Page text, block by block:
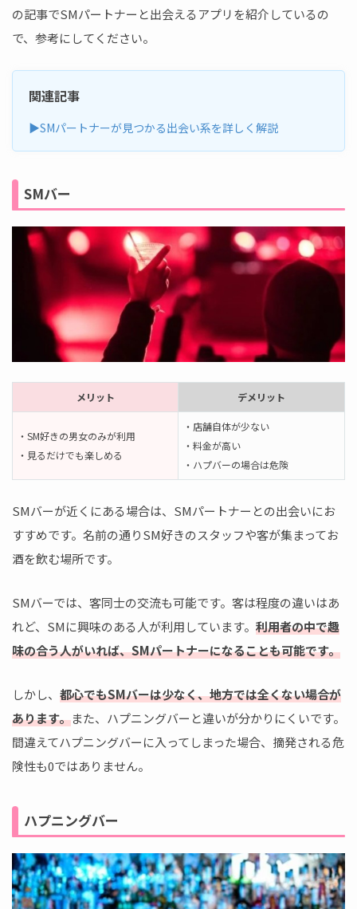
の記事でSMパートナーと出会えるアプリを紹介しているの
で、参考にしてください。
関連記事
▶SMパートナーが見つかる出会い系を詳しく解説
SMバー
メリット デメリット
・SM好きの男女のみが利用
・見るだけでも楽しめる
・店舗自体が少ない
・料金が高い
・ハプバーの場合は危険
SMバーが近くにある場合は、SMパートナーとの出会いにお
すすめです。名前の通りSM好きのスタッフや客が集まってお
酒を飲む場所です。
SMバーでは、客同士の交流も可能です。客は程度の違いはあ
れど、SMに興味のある人が利用しています。 利用者の中で趣
味の合う人がいれば、SMパートナーになることも可能です。
しかし、 都心でもSMバーは少なく、地方では全くない場合が
あります。また、ハプニングバーと違いが分かりにくいです。
間違えてハプニングバーに入ってしまった場合、摘発される危
険性も0ではありません。
ハプニングバー